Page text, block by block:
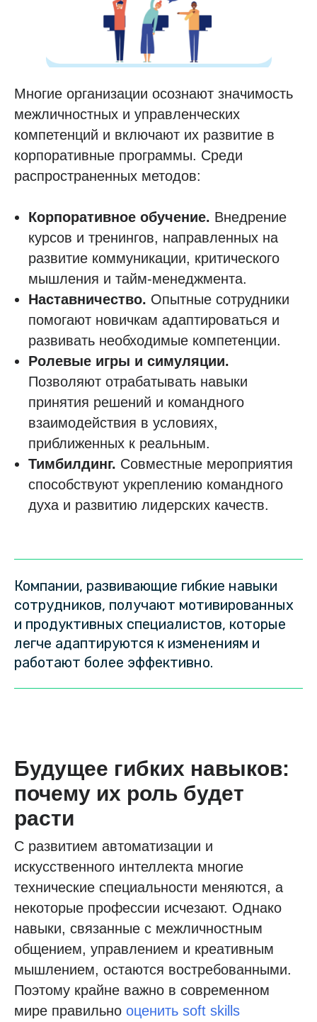
Многие организации осознают значимость
межличностных и управленческих
компетенций и включают их развитие в
корпоративные программы. Среди
распространенных методов:
Корпоративное обучение. Внедрение
курсов и тренингов, направленных на
развитие коммуникации, критического
мышления и тайм-менеджмента.
Наставничество. Опытные сотрудники
помогают новичкам адаптироваться и
развивать необходимые компетенции.
Ролевые игры и симуляции.
Позволяют отрабатывать навыки
принятия решений и командного
взаимодействия в условиях,
приближенных к реальным.
Тимбилдинг. Совместные мероприятия
способствуют укреплению командного
духа и развитию лидерских качеств.
Компании, развивающие гибкие навыки
сотрудников, получают мотивированных
и продуктивных специалистов, которые
легче адаптируются к изменениям и
работают более эффективно.
Будущее гибких навыков:
почему их роль будет
расти
С развитием автоматизации и
искусственного интеллекта многие
технические специальности меняются, а
некоторые профессии исчезают. Однако
навыки, связанные с межличностным
общением, управлением и креативным
мышлением, остаются востребованными.
Поэтому крайне важно в современном
мире правильно оценить soft skills